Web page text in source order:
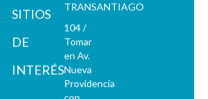
SITIOS
DE
INTERÉS
TRANSANTIAGO
104 /
Tomar
en Av.
Nueva
Providencia